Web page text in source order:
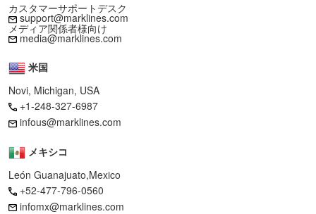
カスタマーサポートデスク
support@marklines.com
メディア関係者様向け
media@marklines.com
米国
Novi, Michigan, USA
+1-248-327-6987
infous@marklines.com
メキシコ
León Guanajuato,Mexico
+52-477-796-0560
infomx@marklines.com